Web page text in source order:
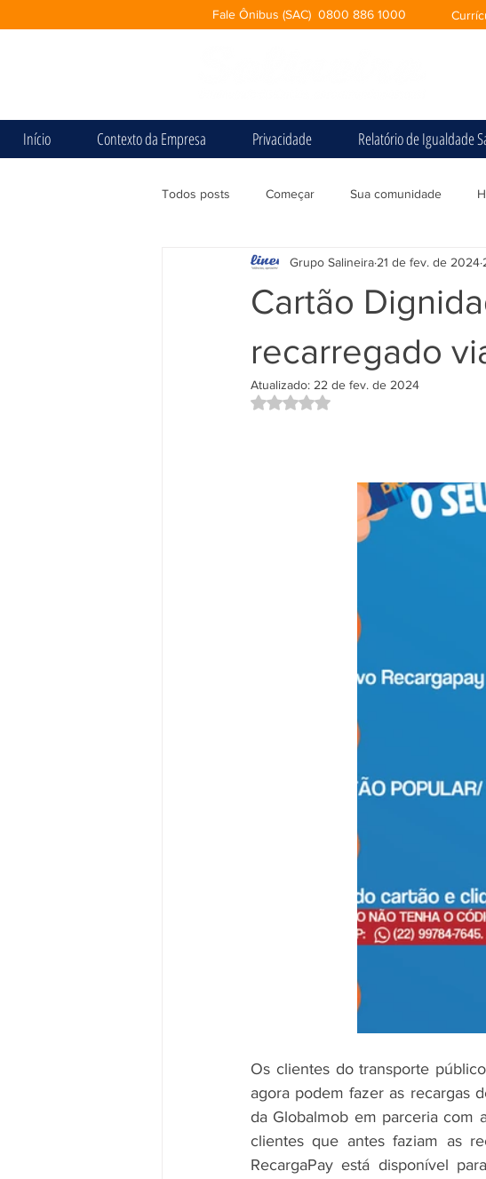
Fale Ônibus (SAC) 0800 886 1000
Início Contexto da Empresa Privacidade Relatório de Igualdade
Todos posts Começar Sua comunidade
Cartão
recarregado
Grupo Salineira 21 de fev. de 2024
Atualizado: 22 de fev. de 2024
Avaliado com NaN de 5 estrelas.
Os clientes do transporte
agora podem fazer as recargas
da Globalmob em parceria com
clientes que antes faziam as
RecargaPay está disponível